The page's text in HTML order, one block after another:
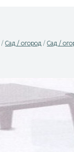
Сад / огород Сад /